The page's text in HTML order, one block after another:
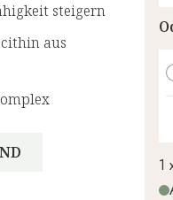
steigern
aus
1